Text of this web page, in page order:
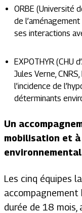
ORBE (Université
de
ses interactions
EXPOTHYR (CHU
Jules Verne,
l’incidence de
déterminants
Un
mobilisation et à
Les cinq équipes
durée de 18 mois,